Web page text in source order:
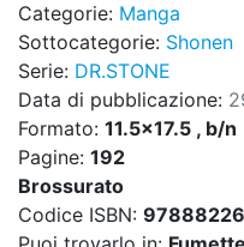
Categorie: Manga
Sottocategorie: Shonen
Serie: DR.STONE
Data di pubblicazione:
Formato: 11.5x17.5 , b/n
Pagine: 192
Brossurato
Codice ISBN: